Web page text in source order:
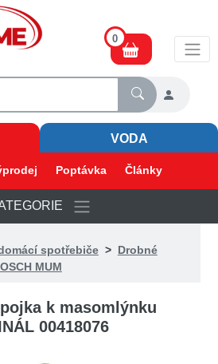
0
VODA
Poptávka Články
spotřebiče> Drobné
MUM
k masomlýnku
00418076